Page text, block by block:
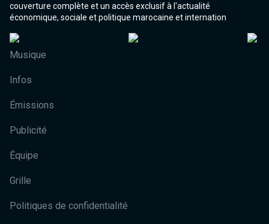
couverture complète et un accès exclusif à l'actualité
économique, sociale et politique marocaine et internation
Musique
Infos
Émissions
Publicité
Équipe
Grille
Politiques de confidentialité